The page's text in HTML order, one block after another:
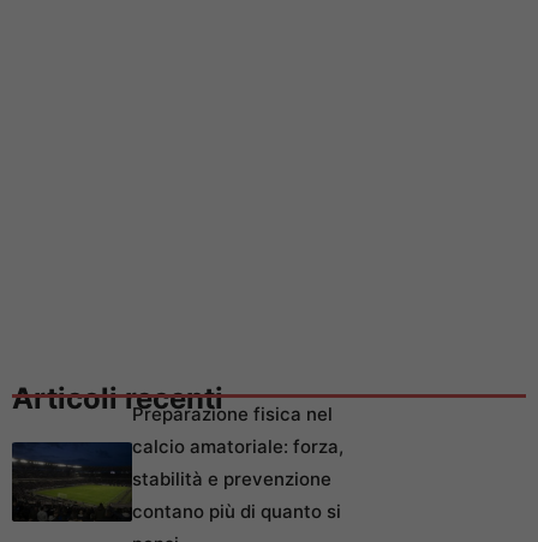
Articoli recentiPreparazione fisica nel
calcio amatoriale: forza,
stabilità e prevenzione
contano più di quanto si